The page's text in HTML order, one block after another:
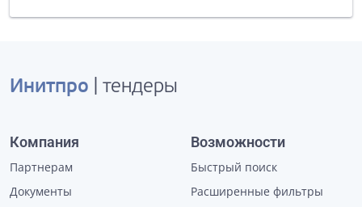
Инитпро | тендеры
Компания
Партнерам
Документы
Возможности
Быстрый поиск
Расширенные фильтры